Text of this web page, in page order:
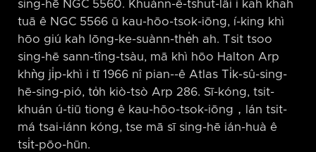
sing-hē NGC 5560. Khuànn-ê-tshut-lâi i kah khah
tuā ê NGC 5566 ū kau-hōo-tsok-iōng, í-king khì
hōo giú kah lōng-ke-suànn-the̍h ah. Tsit tsoo
sing-hē sann-tîng-tsàu, mā khì hōo Halton Arp
khǹg ji̍p-khì i tī 1966 nî pian-⁠-ê Atlas Ti̍k-sû-sing-
hē-sing-pió, to̍h kiò-tsò Arp 286. Sī-kóng, tsit-
khuán ú-tiū tiong ê kau-hōo-tsok-iōng，lán tsit-
má tsai-iánn kóng, tse mā sī sing-hē ián-huà ê
tsi̍t-pōo-hūn.